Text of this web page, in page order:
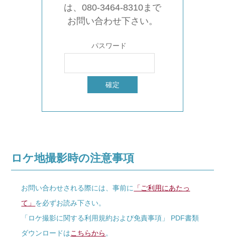
は、080-3464-8310まで
お問い合わせ下さい。
パスワード
ロケ地撮影時の注意事項
お問い合わせされる際には、事前に 「ご利用にあたっ
て」 を必ずお読み下さい。
「ロケ撮影に関する利用規約および免責事項」 PDF書類
ダウンロードはこちらから。